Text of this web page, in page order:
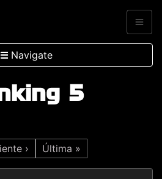
Navigate
5
› Última »